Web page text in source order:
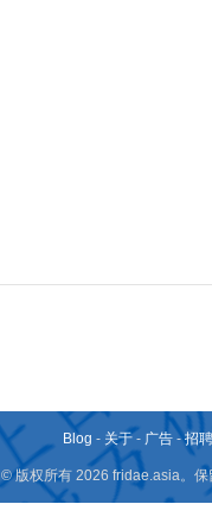
Blog - 关于 - 广告 -招
© 版权所有 2026 fridae.asia。